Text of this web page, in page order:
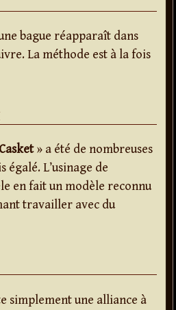
bague réapparaît dans
La méthode est à la fois
» a été de nombreuses
égalé. L’usinage de
en fait un modèle reconnu
travailler avec du
simplement une alliance à